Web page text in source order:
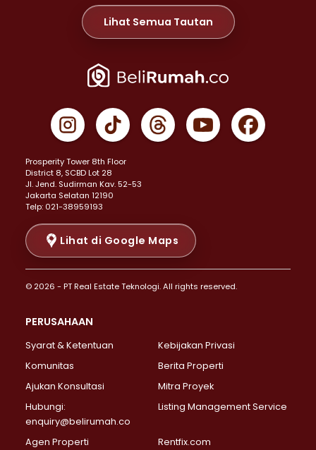
Properti Dijual di Meruya >
Properti Dijual di Jelambar >
Properti Dijual di Jakarta Pusat >
Properti Dijual di Gambir >
Properti Dijual di Johar Baru >
Properti Dijual di Menteng >
Properti Dijual di Senen >
Properti Dijual di Tanah Abang >
Properti Dijual di Cikini >
Properti Dijual di Kramat >
Properti Dijual di Pasar Baru >
Properti Dijual di Bendungan Hilir >
Properti Dijual di Jakarta Selatan >
Properti Dijual di Lebak Bulus >
Properti Dijual di Gandaria Selatan >
Properti Dijual di Pondok Labu >
Properti Dijual di Lenteng Agung >
Properti Dijual di Senayan >
Properti Dijual di Pondok Pinang >
Lihat Semua Tautan
Prosperity Tower 8th Floor
District 8, SCBD Lot 28
JI. Jend. Sudirman Kav. 52-53
Jakarta Selatan 12190
Telp: 021-38959193
Lihat di Google Maps
© 2026 - PT Real Estate Teknologi. All rights reserved.
PERUSAHAAN
Syarat & Ketentuan
Kebijakan Privasi
Komunitas
Berita Properti
Ajukan Konsultasi
Mitra Proyek
Hubungi:
enquiry@belirumah.co
Listing Management Service
Agen Properti Rentfix.com